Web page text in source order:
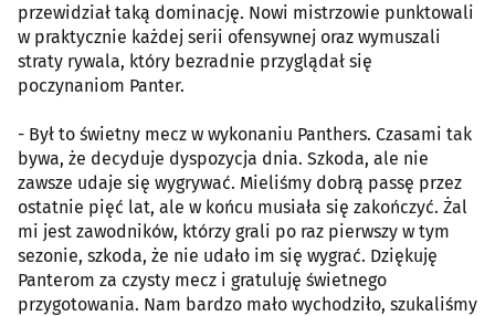
przewidział taką dominację. Nowi mistrzowie punktowali
w praktycznie każdej serii ofensywnej oraz wymuszali
straty rywala, który bezradnie przyglądał się
poczynaniom Panter.
- Był to świetny mecz w wykonaniu Panthers. Czasami tak
bywa, że decyduje dyspozycja dnia. Szkoda, ale nie
zawsze udaje się wygrywać. Mieliśmy dobrą passę przez
ostatnie pięć lat, ale w końcu musiała się zakończyć. Żal
mi jest zawodników, którzy grali po raz pierwszy w tym
sezonie, szkoda, że nie udało im się wygrać. Dziękuję
Panterom za czysty mecz i gratuluję świetnego
przygotowania. Nam bardzo mało wychodziło, szukaliśmy